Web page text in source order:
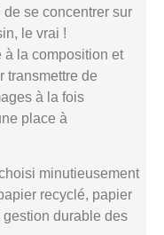
se concentrer sur
le vrai !
à la composition et
transmettre de
à la fois
place à
minutieusement
recyclé, papier
durable des